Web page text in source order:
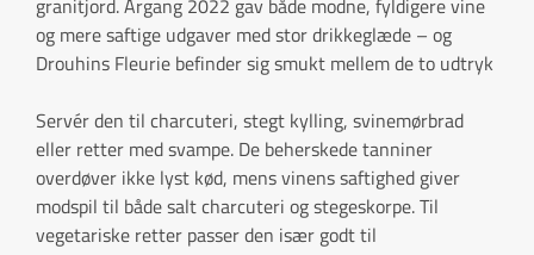
granitjord. Årgang 2022 gav både modne, fyldigere vine
og mere saftige udgaver med stor drikkeglæde – og
Drouhins Fleurie befinder sig smukt mellem de to udtryk
Servér den til charcuteri, stegt kylling, svinemørbrad
eller retter med svampe. De beherskede tanniner
overdøver ikke lyst kød, mens vinens saftighed giver
modspil til både salt charcuteri og stegeskorpe. Til
vegetariske retter passer den især godt til